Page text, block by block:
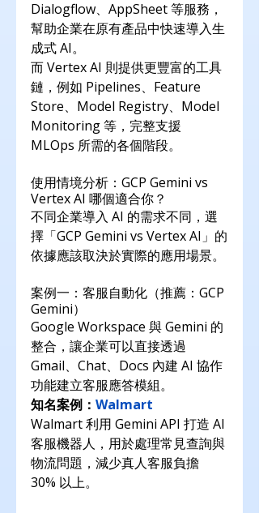
Dialogflow、AppSheet 等服務，
幫助企業在原有產品中快速導入生
成式 AI。
而 Vertex AI 則提供更豐富的工具
鏈，例如 Pipelines、Feature
Store、Model Registry、Model
Monitoring 等，完整支援
MLOps 所需的各個階段。
使用情境分析：GCP Gemini vs
Vertex AI 哪個適合你？
不同企業導入 AI 的需求不同，選
擇「GCP Gemini vs Vertex AI」的
依據應該取決於實際的應用場景。
案例一：客服自動化（推薦：GCP
Gemini）
Google Workspace 與 Gemini 的
整合，讓企業可以直接透過
Gmail、Chat、Docs 內建 AI 協作
功能建立客服應答模組。
知名案例： Walmart
Walmart 利用 Gemini API 打造 AI
客服機器人，用於處理常見查詢與
物流問題，減少真人客服負擔
30% 以上。